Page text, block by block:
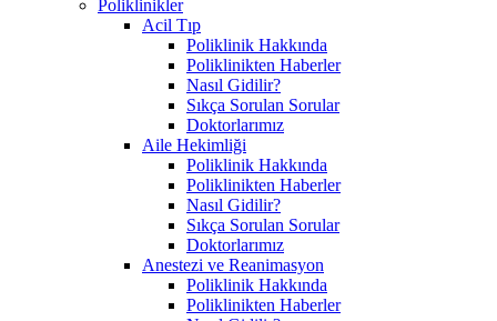
Poliklinikler
Acil Tıp
Poliklinik Hakkında
Poliklinikten Haberler
Nasıl Gidilir?
Sıkça Sorulan Sorular
Doktorlarımız
Aile Hekimliği
Poliklinik Hakkında
Poliklinikten Haberler
Nasıl Gidilir?
Sıkça Sorulan Sorular
Doktorlarımız
Anestezi ve Reanimasyon
Poliklinik Hakkında
Poliklinikten Haberler